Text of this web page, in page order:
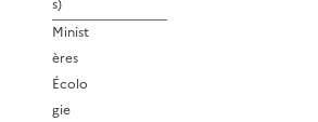
Minist
ères
Écolo
gie